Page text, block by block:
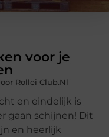
voor je
Rollei Club.nl
en eindelijk is
gaan schijnen! Dit
en heerlijk